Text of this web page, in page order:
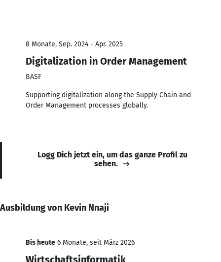
8 Monate, Sep. 2024 - Apr. 2025
Digitalization in Order Management
BASF
Supporting digitalization along the Supply Chain and
Order Management processes globally.
Logg Dich jetzt ein, um das ganze Profil zu
sehen.
Ausbildung von Kevin Nnaji
Bis heute 6 Monate, seit März 2026
Wirtschaftsinformatik